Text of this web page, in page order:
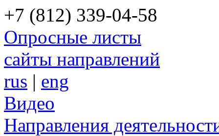
+7 (812) 339-04-58
Опросные листы
сайты направлений
rus | eng
Видео
Направления